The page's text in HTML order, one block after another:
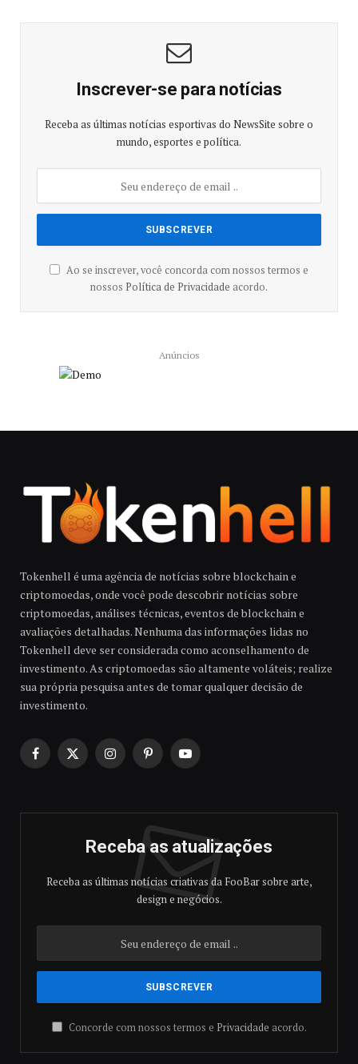
Inscrever-se para notícias
Receba as últimas notícias esportivas do NewsSite sobre o
mundo, esportes e política.
Ao se inscrever, você concorda com nossos termos e
nossos Política de Privacidade acordo.
Anúncios
Tokenhell é uma agência de notícias sobre blockchain e
criptomoedas, onde você pode descobrir notícias sobre
criptomoedas, análises técnicas, eventos de blockchain e
avaliações detalhadas. Nenhuma das informações lidas no
Tokenhell deve ser considerada como aconselhamento de
investimento. As criptomoedas são altamente voláteis; realize
sua própria pesquisa antes de tomar qualquer decisão de
investimento.
Facebook
X
InstagramPinterestYouTube
Receba as atualizações
Receba as últimas notícias criativas da FooBar sobre arte,
design e negócios.
Concorde com nossos termos e Privacidade acordo.